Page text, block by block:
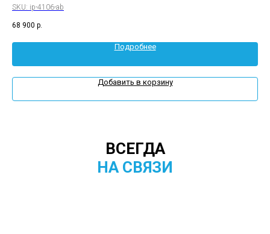
SKU: ip-4106-ab
68 900 р.
Подробнее
Добавить в корзину
ВСЕГДА
НА СВЯЗИ